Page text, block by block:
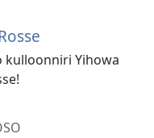
kulloonniri Yihowa